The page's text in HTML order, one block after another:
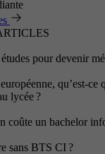
pour devenir
qu’est-ce
lycée ?
coûte un bachelor
sans BTS CI ?